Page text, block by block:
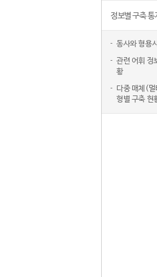
정보별 구축 통
동사와 형용
관련 어휘 정
황
다중 매체(
형별 구축 현